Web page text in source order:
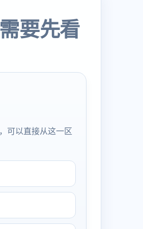
要先看
可以直接从这一区